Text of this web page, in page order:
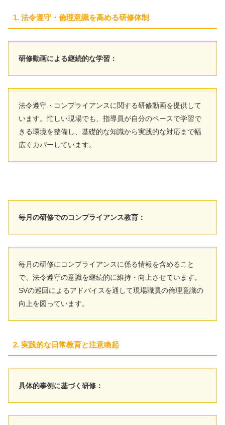
1. 法令遵守・倫理意識を高める研修体制
研修動画による継続的な学習：
法令遵守・コンプライアンスに関する研修動画を提供して
います。忙しい現場でも、指導員が自分のペースで学習で
きる環境を整備し、基礎的な知識から実践的な対応まで幅
広くカバーしています。
毎月の研修でのコンプライアンス教育：
毎月の研修にコンプライアンスに係る情報を含めること
で、法令遵守の意識を継続的に維持・向上させています。
SVの巡回によるアドバイスを通して現場職員の倫理意識の
向上を図っています。
2. 実践的な日常教育と注意喚起
具体的事例に基づく研修：